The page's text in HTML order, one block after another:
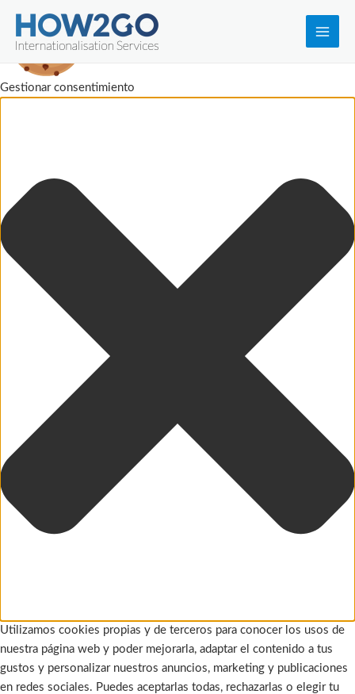
Gestionar consentimiento
Utilizamos cookies propias y de terceros para conocer los usos de
nuestra página web y poder mejorarla, adaptar el contenido a tus
gustos y personalizar nuestros anuncios, marketing y publicaciones
en redes sociales. Puedes aceptarlas todas, rechazarlas o elegir tu
Main